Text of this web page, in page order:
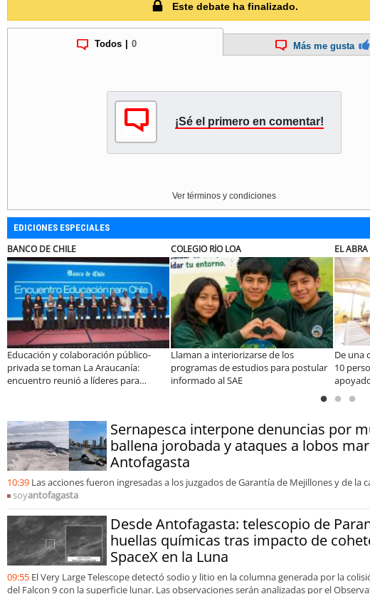
Este debate ha finalizado.
Todos 0 Más me gusta
¡Sé el primero en comentar!
Ver términos y condiciones
EDICIONES ESPECIALES
BANCO DE CHILE
Educación y colaboración público-
privada se toman La Araucanía:
encuentro reunió a líderes para
COLEGIO RÍO LOA
Llaman a interiorizarse de los
programas de estudios para postular
informado al SAE
EL ABRA
De una
10
Sernapesca interpone denuncias por
ballena jorobada y ataques a lobos
Antofagasta
10:39 Las acciones fueron ingresadas a los juzgados de Garantía de Mejillones y de la
soyantofagasta
Desde Antofagasta: telescopio de
huellas químicas tras impacto de
SpaceX en la Luna
09:55 El Very Large Telescope detectó sodio y litio en la columna generada por la
del Falcon 9 con la superficie lunar. Las observaciones serán analizadas por el